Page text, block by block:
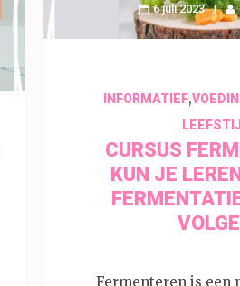
6 juli 2023
INFORMATIEF,
CURSUS
KUN JE
Fermenteren is een